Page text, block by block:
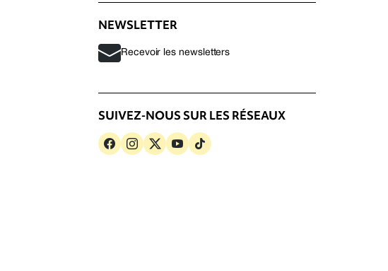
NEWSLETTER
Recevoir les newsletters
SUIVEZ-NOUS SUR LES RÉSEAUX